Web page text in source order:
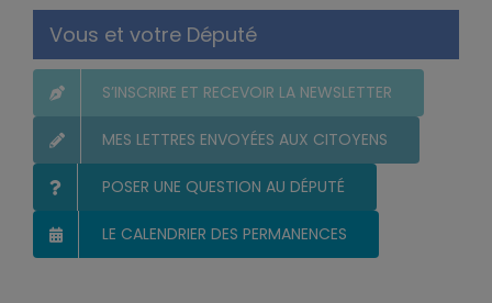
Vous et votre Député
S’INSCRIRE ET RECEVOIR LA NEWSLETTER
MES LETTRES ENVOYÉES AUX CITOYENS
POSER UNE QUESTION AU DÉPUTÉ
LE CALENDRIER DES PERMANENCES